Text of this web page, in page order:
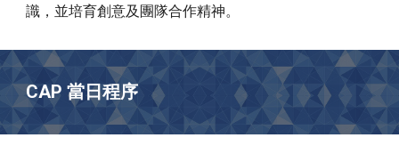
識，並培育創意及團隊合作精神。
CAP 當日程序